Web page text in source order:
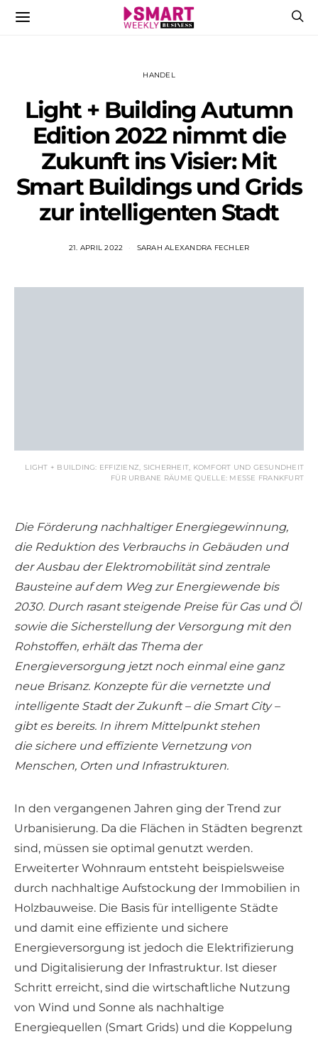
HANDEL
Light + Building Autumn
Edition 2022 nimmt die
Zukunft ins Visier: Mit
Smart Buildings und Grids
zur intelligenten Stadt
21. APRIL 2022 SARAH ALEXANDRA FECHLER
LIGHT + BUILDING: EFFIZIENZ, SICHERHEIT, KOMFORT UND GESUNDHEIT
FÜR URBANE RÄUME QUELLE: MESSE FRANKFURT
Die Förderung nachhaltiger Energiegewinnung,
die Reduktion des Verbrauchs in Gebäuden und
der Ausbau der Elektromobilität sind zentrale
Bausteine auf dem Weg zur Energiewende bis
2030. Durch rasant steigende Preise für Gas und Öl
sowie die Sicherstellung der Versorgung mit den
Rohstoffen, erhält das Thema der
Energieversorgung jetzt noch einmal eine ganz
neue Brisanz. Konzepte für die vernetzte und
intelligente Stadt der Zukunft – die Smart City –
gibt es bereits. In ihrem Mittelpunkt stehen
die sichere und effiziente Vernetzung von
Menschen, Orten und Infrastrukturen.
In den vergangenen Jahren ging der Trend zur
Urbanisierung. Da die Flächen in Städten begrenzt
sind, müssen sie optimal genutzt werden.
Erweiterter Wohnraum entsteht beispielsweise
durch nachhaltige Aufstockung der Immobilien in
Holzbauweise. Die Basis für intelligente Städte
und damit eine effiziente und sichere
Energieversorgung ist jedoch die Elektrifizierung
und Digitalisierung der Infrastruktur. Ist dieser
Schritt erreicht, sind die wirtschaftliche Nutzung
von Wind und Sonne als nachhaltige
Energiequellen (Smart Grids) und die Koppelung